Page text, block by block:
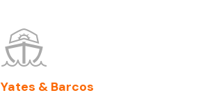
Yates & Barcos